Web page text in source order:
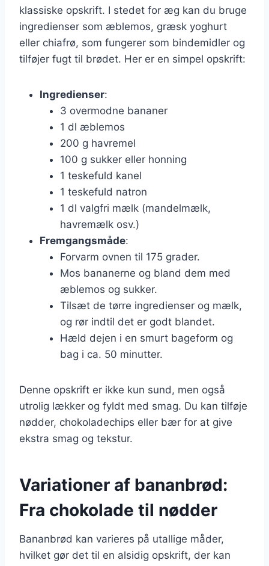
klassiske opskrift. I stedet for æg kan du bruge
ingredienser som æblemos, græsk yoghurt
eller chiafrø, som fungerer som bindemidler og
tilføjer fugt til brødet. Her er en simpel opskrift:
Ingredienser:
3 overmodne bananer
1 dl æblemos
200 g havremel
100 g sukker eller honning
1 teskefuld kanel
1 teskefuld natron
1 dl valgfri mælk (mandelmælk,
havremælk osv.)
Fremgangsmåde:
Forvarm ovnen til 175 grader.
Mos bananerne og bland dem med
æblemos og sukker.
Tilsæt de tørre ingredienser og mælk,
og rør indtil det er godt blandet.
Hæld dejen i en smurt bageform og
bag i ca. 50 minutter.
Denne opskrift er ikke kun sund, men også
utrolig lækker og fyldt med smag. Du kan tilføje
nødder, chokoladechips eller bær for at give
ekstra smag og tekstur.
Variationer af bananbrød:
Fra chokolade til nødder
Bananbrød kan varieres på utallige måder,
hvilket gør det til en alsidig opskrift, der kan